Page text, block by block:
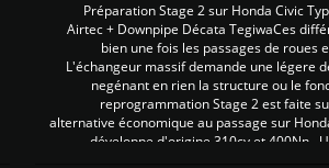
Préparation Stage 2 sur Honda Civic
Airtec + Downpipe Décata TegiwaCes
bien une fois les passages de roues
L'échangeur massif demande une légere
negénant en rien la structure ou le
reprogrammation Stage 2 est faite
alternative économique au passage sur
développe d'origine 310cv et 400Nn ,